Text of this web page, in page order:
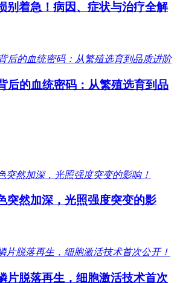
别着急！病因、症状与治疗全解
后的血统密码：从繁殖选育到品
突然加深，光照强度突变的影
片脱落再生，细胞激活技术首次